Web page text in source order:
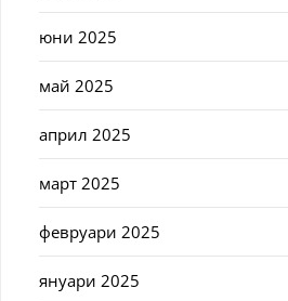
юни 2025
май 2025
април 2025
март 2025
февруари 2025
януари 2025